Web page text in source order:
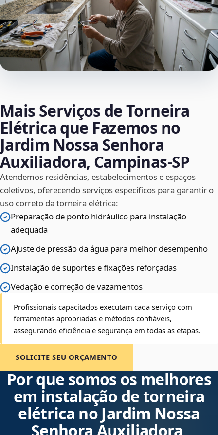
Mais Serviços de Torneira
Elétrica que Fazemos no
Jardim Nossa Senhora
Auxiliadora, Campinas‑SP
Atendemos residências, estabelecimentos e espaços
coletivos, oferecendo serviços específicos para garantir o
uso correto da torneira elétrica:
Preparação de ponto hidráulico para instalação
adequada
Ajuste de pressão da água para melhor desempenho
Instalação de suportes e fixações reforçadas
Vedação e correção de vazamentos
Profissionais capacitados executam cada serviço com
ferramentas apropriadas e métodos confiáveis,
assegurando eficiência e segurança em todas as etapas.
SOLICITE SEU ORÇAMENTO
Por que somos os melhores
em instalação de torneira
elétrica no Jardim Nossa
Senhora Auxiliadora,